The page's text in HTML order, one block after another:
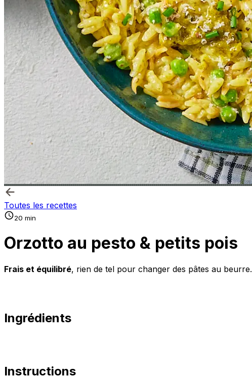
Toutes les recettes
20 min
Orzotto au pesto & petits pois
Frais et équilibré, rien de tel pour changer des pâtes au beurre.
Ingrédients
Instructions